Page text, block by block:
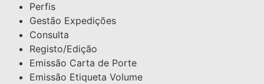
Perfis
Gestão Expedições
Consulta
Registo/Edição
Emissão Carta de Porte
Emissão Etiqueta Volume